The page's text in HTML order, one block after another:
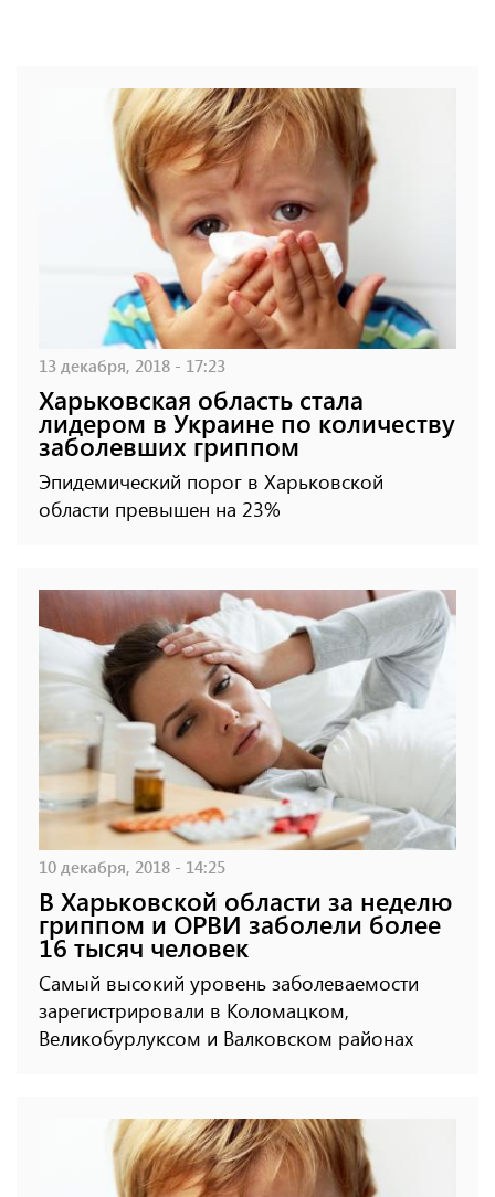
13 декабря, 2018 - 17:23
Харьковская область стала
лидером в Украине по количеству
заболевших гриппом
Эпидемический порог в Харьковской
области превышен на 23%
10 декабря, 2018 - 14:25
В Харьковской области за неделю
гриппом и ОРВИ заболели более
16 тысяч человек
Самый высокий уровень заболеваемости
зарегистрировали в Коломацком,
Великобурлуксом и Валковском районах